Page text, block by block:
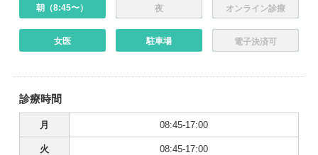
朝（8:45〜） 夜 オンライン診療
女医 駐車場 電子決済可
診療時間
月 08:45-17:00
火 08:45-17:00